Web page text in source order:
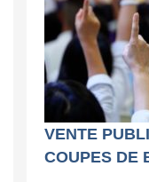
VENTE
COUPES DE